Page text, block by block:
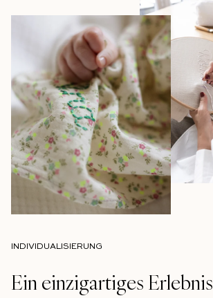
INDIVIDUALISIERUNG
Ein einzigartiges Erlebnis